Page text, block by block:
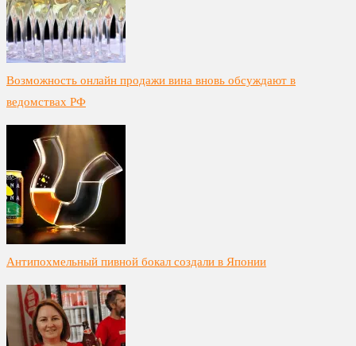
Возможность онлайн продажи вина вновь обсуждают в
ведомствах РФ
Антипохмельный пивной бокал создали в Японии